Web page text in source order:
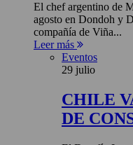
El chef argentino de
agosto en Dondoh y
compañía de Viña...
Leer más
Eventos
29 julio
CHILE
DE